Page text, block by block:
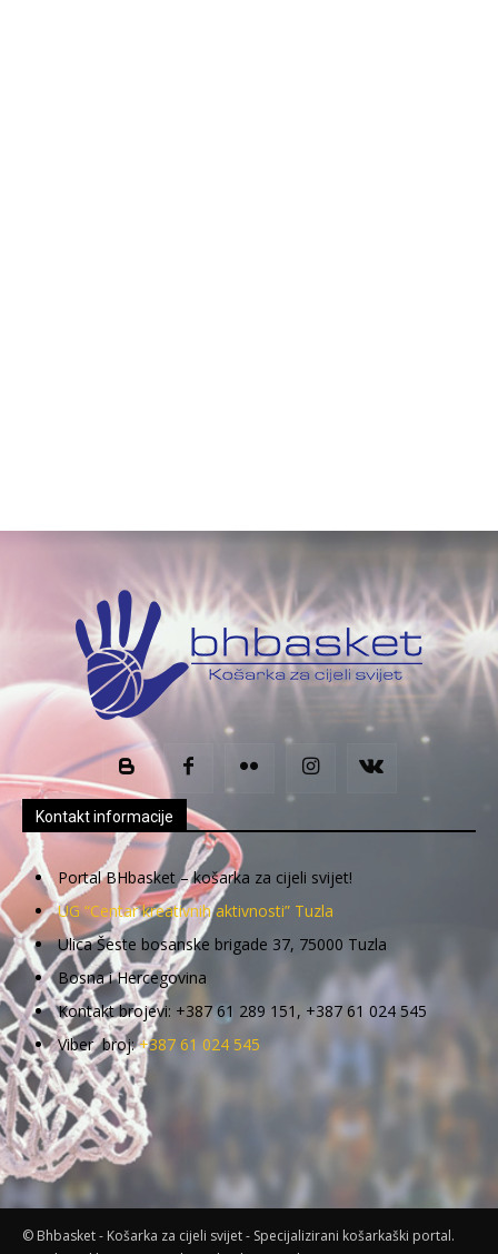
Kontakt informacije
Portal BHbasket – košarka za cijeli svijet!
UG “Centar kreativnih aktivnosti” Tuzla
Ulica Šeste bosanske brigade 37, 75000 Tuzla
Bosna i Hercegovina
Kontakt brojevi: +387 61 289 151, +387 61 024 545
Viber broj:+387 61 024 545
© Bhbasket - Košarka za cijeli svijet - Specijalizirani košarkaški portal.